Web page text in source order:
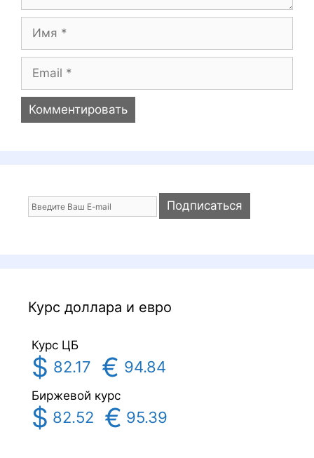
и
я
a
Курс доллара и евро
Курс ЦБ
$ 82.17 € 94.84
Биржевой курс
$ 82.52 € 95.39